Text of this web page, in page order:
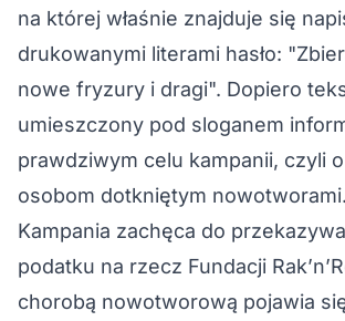
na której właśnie znajduje się
drukowanymi literami hasło:
nowe fryzury i dragi". Dopiero
umieszczony pod sloganem
prawdziwym celu kampanii, czyli
osobom dotkniętym nowotworami.
Kampania zachęca do
podatku na rzecz Fundacji
chorobą nowotworową pojawia